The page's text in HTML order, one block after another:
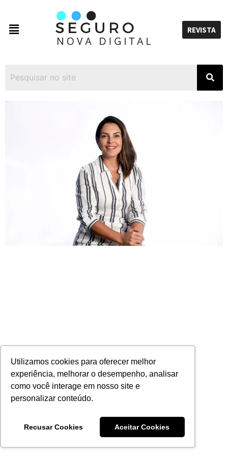
Utilizamos cookies para oferecer melhor
experiência, melhorar o desempenho, analisar
como você interage em nosso site e
personalizar conteúdo.
Recusar Cookies Aceitar Cookies
REVISTA
MAG Seguros aposta no segmento de
cooperativismo
11/05/2020 Nenhum comentário
Leia mais